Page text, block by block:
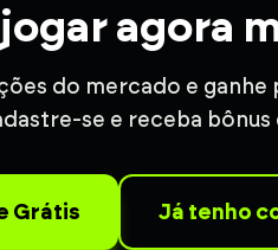
agora
do mercado e ganhe
se e receba bônus
Grátis Já tenho